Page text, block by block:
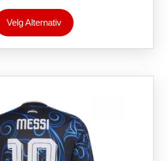
Velg Alternativ
produktet
flere
Alternativene
på
produktsiden